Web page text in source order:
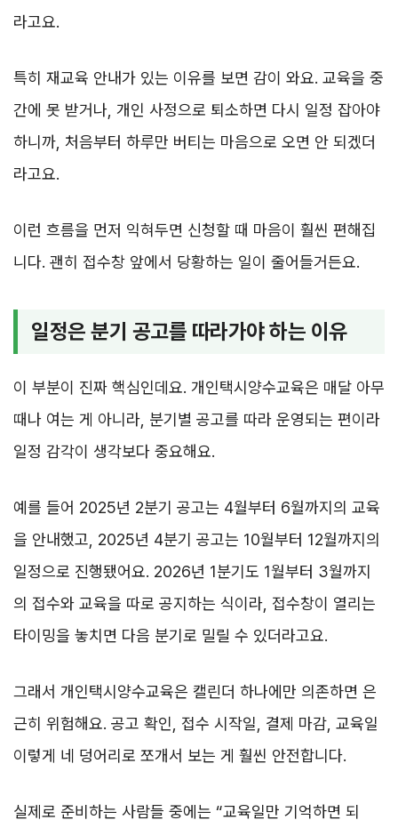
라고요.
특히 재교육 안내가 있는 이유를 보면 감이 와요. 교육을 중
간에 못 받거나, 개인 사정으로 퇴소하면 다시 일정 잡아야
하니까, 처음부터 하루만 버티는 마음으로 오면 안 되겠더
라고요.
이런 흐름을 먼저 익혀두면 신청할 때 마음이 훨씬 편해집
니다. 괜히 접수창 앞에서 당황하는 일이 줄어들거든요.
일정은 분기 공고를 따라가야 하는 이유
이 부분이 진짜 핵심인데요. 개인택시양수교육은 매달 아무
때나 여는 게 아니라, 분기별 공고를 따라 운영되는 편이라
일정 감각이 생각보다 중요해요.
예를 들어 2025년 2분기 공고는 4월부터 6월까지의 교육
을 안내했고, 2025년 4분기 공고는 10월부터 12월까지의
일정으로 진행됐어요. 2026년 1분기도 1월부터 3월까지
의 접수와 교육을 따로 공지하는 식이라, 접수창이 열리는
타이밍을 놓치면 다음 분기로 밀릴 수 있더라고요.
그래서 개인택시양수교육은 캘린더 하나에만 의존하면 은
근히 위험해요. 공고 확인, 접수 시작일, 결제 마감, 교육일
이렇게 네 덩어리로 쪼개서 보는 게 훨씬 안전합니다.
실제로 준비하는 사람들 중에는 “교육일만 기억하면 되